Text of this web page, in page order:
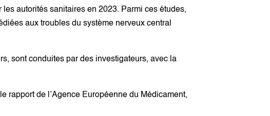
autorités sanitaires en 2023. Parmi ces études,
aux troubles du système nerveux central
sont conduites par des investigateurs, avec la
rapport de l’Agence Européenne du Médicament,